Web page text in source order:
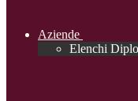
Aziende
Elenchi